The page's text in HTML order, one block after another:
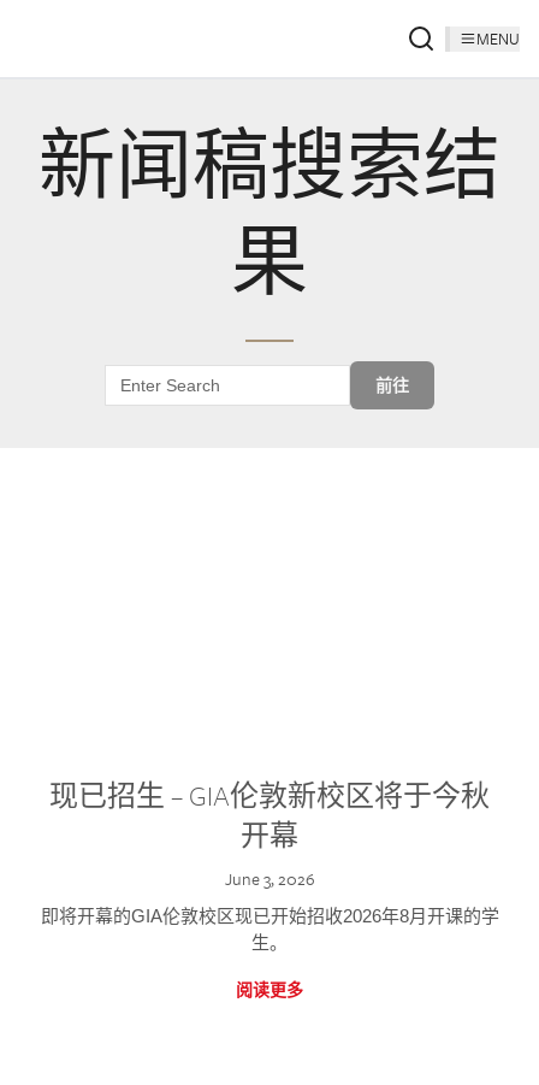
MENU
新闻稿搜索结
果
前往
现已招生 – GIA伦敦新校区将于今秋
开幕
June 3, 2026
即将开幕的GIA伦敦校区现已开始招收2026年8月开课的学
生。
阅读更多